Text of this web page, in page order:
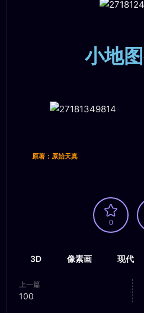
小地
原著：原始天真
0
3D 像素画 现代
上一篇
100